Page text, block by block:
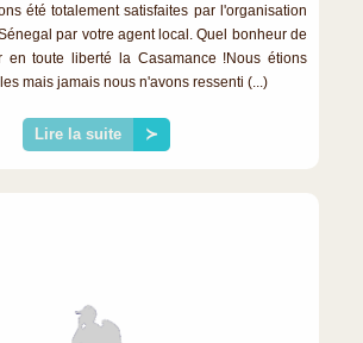
été totalement satisfaites par l'organisation
par votre agent local. Quel bonheur de
en toute liberté la Casamance !Nous étions
mais jamais nous n'avons ressenti (...)
Lire la suite ≻